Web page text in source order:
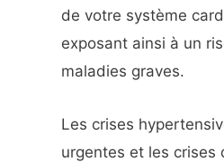
de votre système
exposant ainsi à un
maladies graves.
Les crises
urgentes et les crises